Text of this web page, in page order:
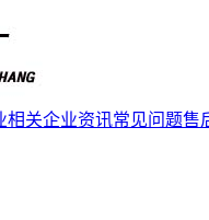
相关企业资讯常见问题售